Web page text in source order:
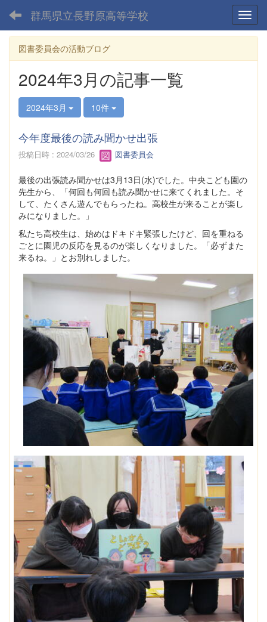
群馬県立長野原高等学校
図書委員会の活動ブログ
2024年3月の記事一覧
2024年3月 10件
今年度最後の読み聞かせ出張
投稿日時 : 2024/03/26 図書委員会
最後の出張読み聞かせは3月13日(水)でした。中央こども園の
先生から、「何回も何回も読み聞かせに来てくれました。そ
して、たくさん遊んでもらったね。高校生が来ることが楽し
みになりました。」
私たち高校生は、始めはドキドキ緊張したけど、回を重ねる
ごとに園児の反応を見るのが楽しくなりました。「必ずまた
来るね。」とお別れしました。